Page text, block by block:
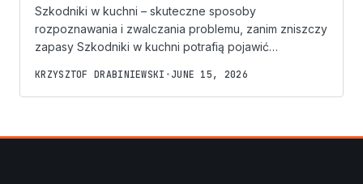
Szkodniki w kuchni – skuteczne sposoby
rozpoznawania i zwalczania problemu, zanim zniszczy
zapasy Szkodniki w kuchni potrafią pojawić…
KRZYSZTOF DRABINIEWSKI • JUNE 15, 2026